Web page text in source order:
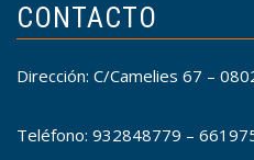
CONTACTO
Dirección: C/Camelies 67 –
Teléfono: 932848779 –